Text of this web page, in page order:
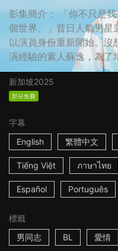
影集簡介： 「你不只是
個世界。」昔日人氣男星
以演員身份重新開始。
演經驗的素人蘇逸，為了
新加坡2025
部分免費
字幕
English
繁體中文
Tiếng Việt ภาษาไทย
Español Português
標籤
男同志
BL 愛情